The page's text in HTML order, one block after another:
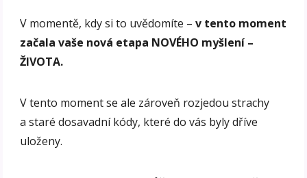
V momentě, kdy si to uvědomíte –v tento moment
začala vaše nová etapa NOVÉHO myšlení –
ŽIVOTA.
V tento moment se ale zároveň rozjedou strachy
a staré dosavadní kódy, které do vás byly dříve
uloženy.